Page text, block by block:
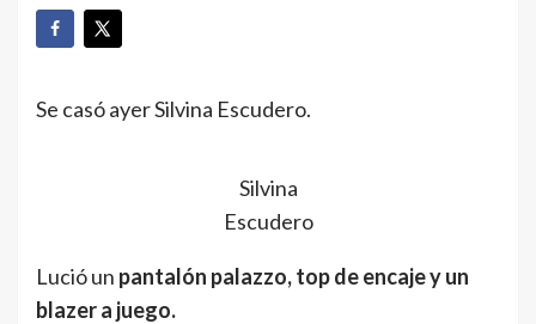
Se casó ayer Silvina Escudero.
Silvina
Escudero
Lució un pantalón palazzo, top de encaje y un
blazer a juego.